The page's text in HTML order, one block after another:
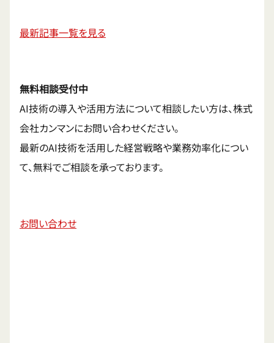
最新記事一覧を見る
無料相談受付中
AI技術の導入や活用方法について相談したい方は、株式
会社カンマンにお問い合わせください。
最新のAI技術を活用した経営戦略や業務効率化につい
て、無料でご相談を承っております。
お問い合わせ